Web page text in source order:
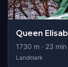
Queen
1730 m · 23
Landmark